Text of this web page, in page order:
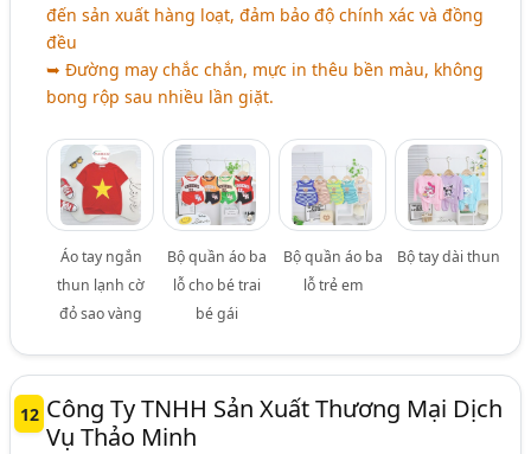
đến sản xuất hàng loạt, đảm bảo độ chính xác và đồng
đều
➥ Đường may chắc chắn, mực in thêu bền màu, không
bong rộp sau nhiều lần giặt.
Áo tay ngắn
thun lạnh cờ
đỏ sao vàng
Bộ quần áo ba
lỗ cho bé trai
bé gái
Bộ quần áo ba
lỗ trẻ em
Bộ tay dài thun
12 Công Ty TNHH Sản Xuất Thương Mại Dịch
Vụ Thảo Minh